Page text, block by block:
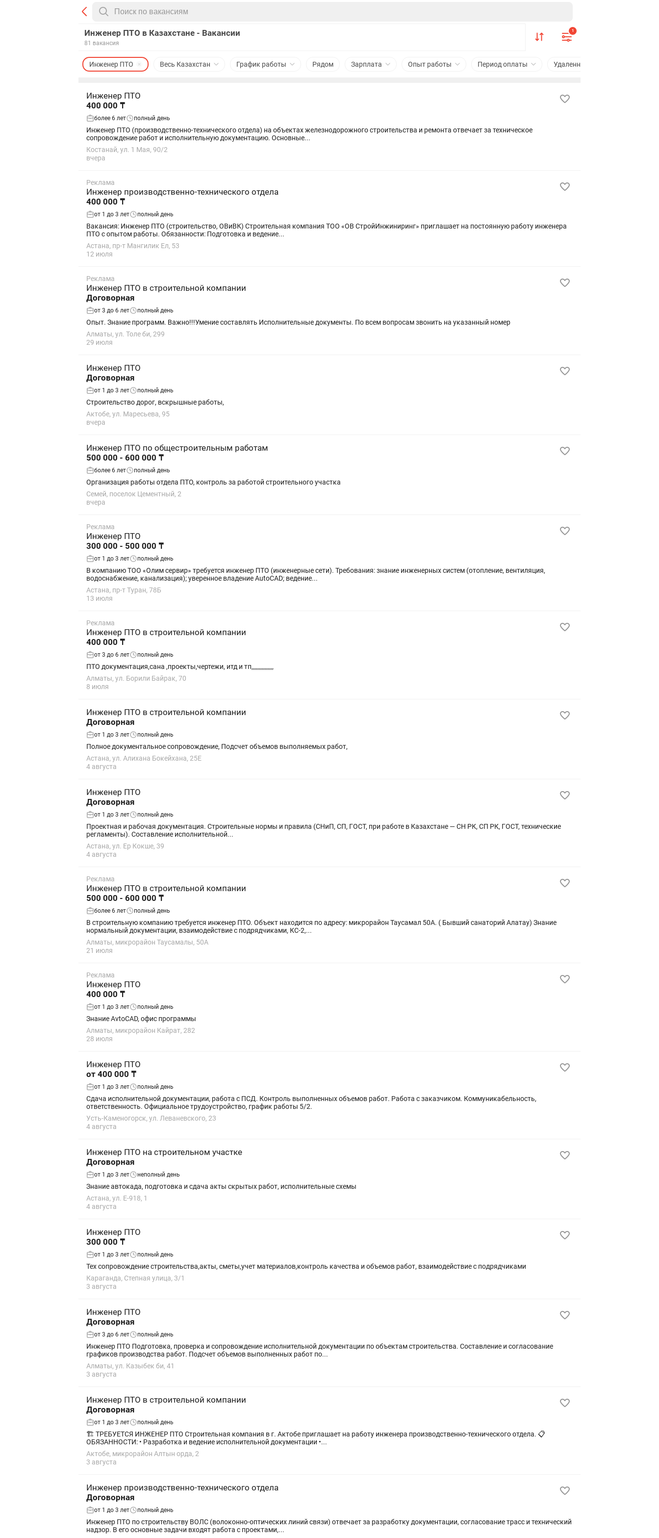
Инженер ПТО в Казахстане - Вакансии
81 вакансия
1
Весь Казахстан
Инженер ПТО График работы Рядом Зарплата Опыт работы Период оплаты Удаленная работа
Инженер ПТО
400 000 ₸
более 6 лет полный день
Инженер ПТО (производственно-технического отдела) на объектах железнодорожного строительства и ремонта отвечает за техническое
сопровождение работ и исполнительную документацию. Основные...
Костанай, ул. 1 Мая, 90/2
вчера
Реклама
Инженер производственно-технического отдела
400 000 ₸
от 1 до 3 лет полный день
Вакансия: Инженер ПТО (строительство, ОВиВК) Строительная компания ТОО «ОВ СтройИнжиниринг» приглашает на постоянную работу инженера
ПТО с опытом работы. Обязанности: Подготовка и ведение...
Астана, пр-т Мангилик Ел, 53
12 июля
Реклама
Инженер ПТО в строительной компании
Договорная
от 3 до 6 лет полный день
Опыт. Знание программ. Важно!!!Умение составлять Исполнительные документы. По всем вопросам звонить на указанный номер
Алматы, ул. Толе би, 299
29 июля
Инженер ПТО
Договорная
от 1 до 3 лет полный день
Строительство дорог, вскрышные работы,
Актобе, ул. Маресьева, 95
вчера
Инженер ПТО по общестроительным работам
500 000 - 600 000 ₸
более 6 лет полный день
Организация работы отдела ПТО, контроль за работой строительного участка
Семей, поселок Цементный, 2
вчера
Реклама
Инженер ПТО
300 000 - 500 000 ₸
от 1 до 3 лет полный день
В компанию ТОО «Олим сервир» требуется инженер ПТО (инженерные сети). Требования: знание инженерных систем (отопление, вентиляция,
водоснабжение, канализация); уверенное владение AutoCAD; ведение...
Астана, пр-т Туран, 78Б
13 июля
Реклама
Инженер ПТО в строительной компании
400 000 ₸
от 3 до 6 лет полный день
ПТО документация,сана ,проекты,чертежи, итд и тп,,,,,,,,,,,,,,,
Алматы, ул. Борили Байрак, 70
8 июля
Инженер ПТО в строительной компании
Договорная
от 1 до 3 лет полный день
Полное документальное сопровождение, Подсчет объемов выполняемых работ,
Астана, ул. Алихана Бокейхана, 25Е
4 августа
Инженер ПТО
Договорная
от 1 до 3 лет полный день
Проектная и рабочая документация. Строительные нормы и правила (СНиП, СП, ГОСТ, при работе в Казахстане — СН РК, СП РК, ГОСТ, технические
регламенты). Составление исполнительной...
Астана, ул. Ер Кокше, 39
4 августа
Реклама
Инженер ПТО в строительной компании
500 000 - 600 000 ₸
более 6 лет полный день
В строительную компанию требуется инженер ПТО. Объект находится по адресу: микрорайон Таусамал 50А. ( Бывший санаторий Алатау) Знание
нормальный документации, взаимодействие с подрядчиками, КС-2,...
Алматы, микрорайон Таусамалы, 50А
21 июля
Реклама
Инженер ПТО
400 000 ₸
от 1 до 3 лет полный день
Знание AvtoCAD, офис программы
Алматы, микрорайон Кайрат, 282
28 июля
Инженер ПТО
от 400 000 ₸
от 1 до 3 лет полный день
Сдача исполнительной документации, работа с ПСД. Контроль выполненных объемов работ. Работа с заказчиком. Коммуникабельность,
ответственность. Официальное трудоустройство, график работы 5/2.
Усть-Каменогорск, ул. Леваневского, 23
4 августа
Инженер ПТО на строительном участке
Договорная
от 1 до 3 лет неполный день
Знание автокада, подготовка и сдача акты скрытых работ, исполнительные схемы
Астана, ул. Е-918, 1
4 августа
Инженер ПТО
300 000 ₸
от 1 до 3 лет полный день
Тех сопровождение строительства,акты, сметы,учет материалов,контроль качества и объемов работ, взаимодействие с подрядчиками
Караганда, Степная улица, 3/1
3 августа
Инженер ПТО
Договорная
от 3 до 6 лет полный день
Инженер ПТО Подготовка, проверка и сопровождение исполнительной документации по объектам строительства. Составление и согласование
графиков производства работ. Подсчет объемов выполненных работ по...
Алматы, ул. Казыбек би, 41
3 августа
Инженер ПТО в строительной компании
Договорная
от 1 до 3 лет полный день
🏗️ ТРЕБУЕТСЯ ИНЖЕНЕР ПТО Строительная компания в г. Актобе приглашает на работу инженера производственно-технического отдела. 📋
ОБЯЗАННОСТИ: • Разработка и ведение исполнительной документации •...
Актобе, микрорайон Алтын орда, 2
3 августа
Инженер производственно-технического отдела
Договорная
от 1 до 3 лет полный день
Инженер ПТО по строительству ВОЛС (волоконно-оптических линий связи) отвечает за разработку документации, согласование трасс и технический
надзор. В его основные задачи входят работа с проектами,...